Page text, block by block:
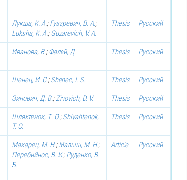
Лукша, К. А.;Гузаревич, В. А.;
Luksha, K. A.;Guzarevich, V. A.
Thesis Русский
Иванова, В.;Фалей, Д. Thesis Русский
Шенец, И. С.;Shenec, I. S. Thesis Русский
Зинович, Д. В.;Zinovich, D. V. Thesis Русский
Шляхтенок, Т. О.;Shlyahtenok,
T. O.
Thesis Русский
Макарец, М. Н.;Малыш, М. Н.;
Перебийнос, В. И.;Руденко, В.
Б.
Article Русский